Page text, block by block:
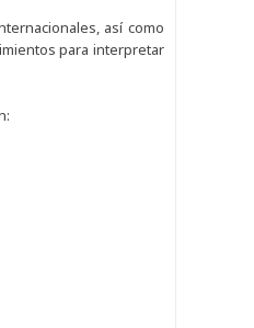
así como
para interpretar